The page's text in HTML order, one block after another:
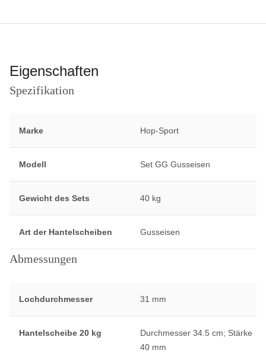
Eigenschaften
Spezifikation
Marke Hop-Sport
Modell Set GG Gusseisen
Gewicht des Sets 40 kg
Art der Hantelscheiben Gusseisen
Abmessungen
Lochdurchmesser 31 mm
Hantelscheibe 20 kg
Durchmesser 34.5 cm; Stärke
40 mm